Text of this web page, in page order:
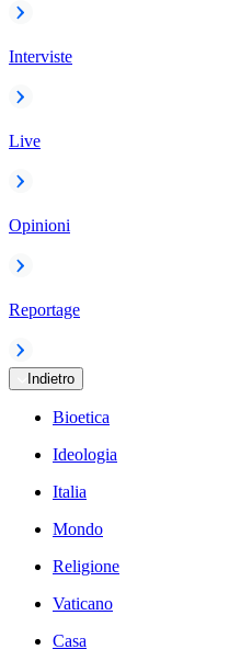
Interviste
Live
Opinioni
Reportage
Indietro
Bioetica
Ideologia
Italia
Mondo
Religione
Vaticano
Casa